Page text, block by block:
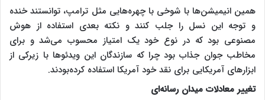
همین انیمیشن‌ها با شوخی با چهره‌هایی مثل ترامپ، توانستند خنده
و توجه این نسل را جلب کنند و نکته بعدی استفاده از هوش
مصنوعی بود که در نوع خود یک امتیاز محسوب می‌شد و برای
مخاطب جوان جذاب بود چرا که سازندگان این ویدئوها با زیرکی از
ابزارهای آمریکایی برای نقد خود آمریکا استفاده کرده‌بودند.
تغییر معادلات میدان رسانه‌ای